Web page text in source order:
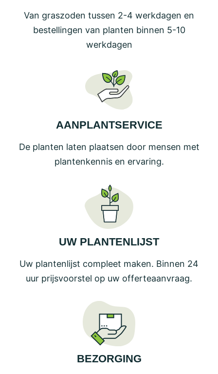
Van graszoden tussen 2-4 werkdagen en
bestellingen van planten binnen 5-10
werkdagen
AANPLANTSERVICE
De planten laten plaatsen door mensen met
plantenkennis en ervaring.
UW PLANTENLIJST
Uw plantenlijst compleet maken. Binnen 24
uur prijsvoorstel op uw offerteaanvraag.
BEZORGING